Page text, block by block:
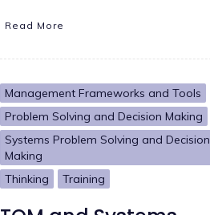
Read More
Management Frameworks and Tools
Problem Solving and Decision Making
Systems Problem Solving and Decision
Making
Thinking
Training